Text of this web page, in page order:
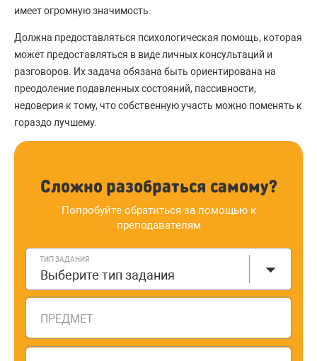
имеет огромную значимость.
Должна предоставляться психологическая помощь, которая
может предоставляться в виде личных консультаций и
разговоров. Их задача обязана быть ориентирована на
преодоление подавленных состояний, пассивности,
недоверия к тому, что собственную участь можно поменять к
гораздо лучшему.
Сложно разобраться самому?
Попробуйте обратиться за помощью к
преподавателям
ТИП ЗАДАНИЯ
Выберите тип задания
ПРЕДМЕТ